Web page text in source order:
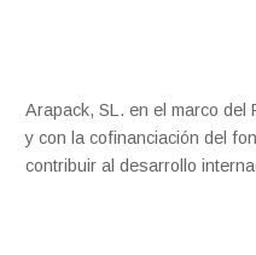
Arapack, SL. en el marco del
y con la cofinanciación del
contribuir al desarrollo